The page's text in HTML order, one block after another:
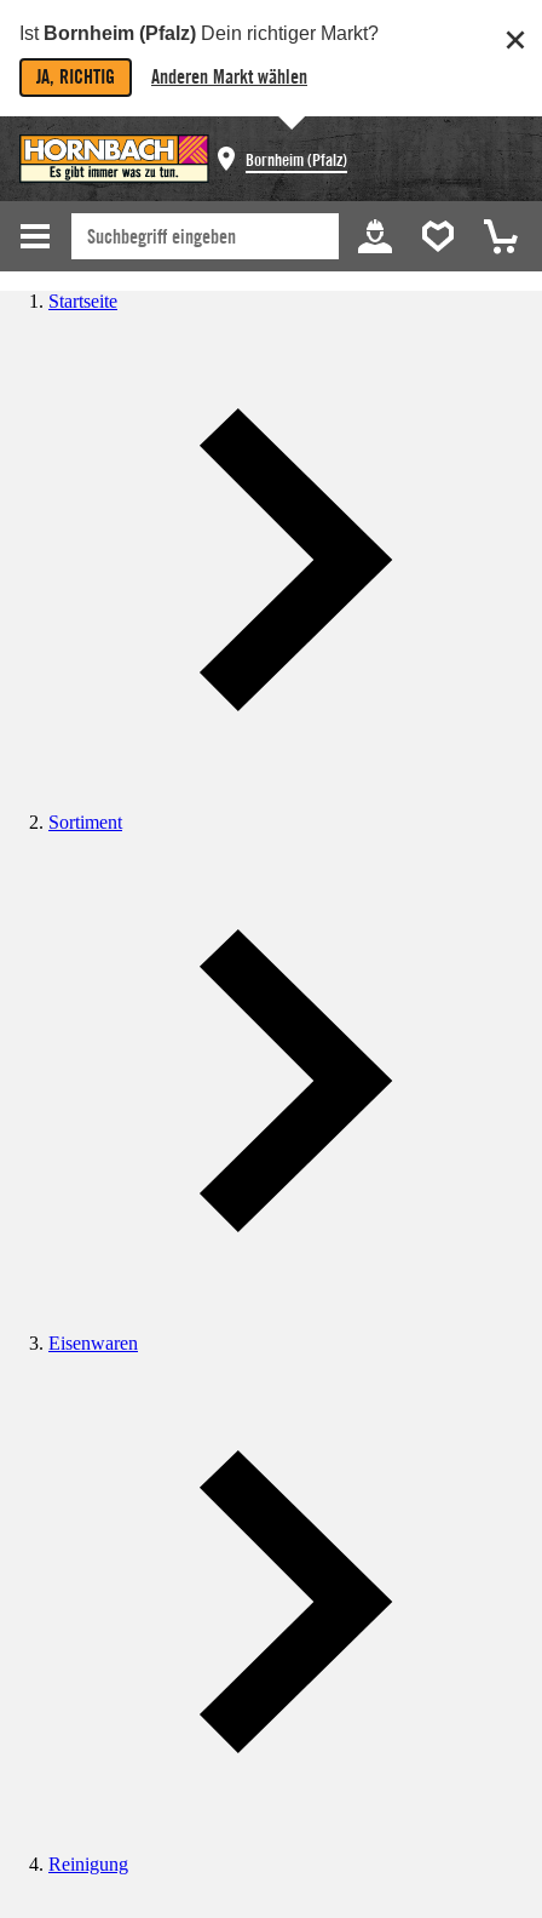
Ist Bornheim (Pfalz) Dein richtiger Markt?
JA, RICHTIG Anderen Markt wählen
Bornheim (Pfalz)
Startseite
Sortiment
Eisenwaren
Reinigung